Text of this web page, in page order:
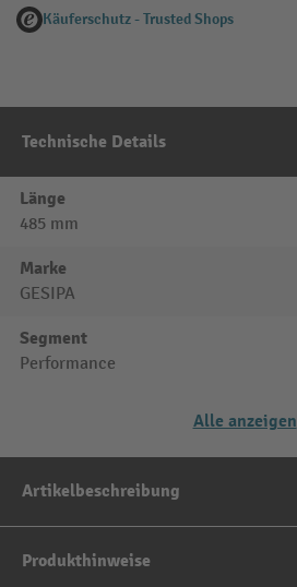
Käuferschutz - Trusted Shops
Technische Details
Länge
485 mm
Marke
GESIPA
Segment
Performance
Alle anzeigen
Artikelbeschreibung
Produkthinweise